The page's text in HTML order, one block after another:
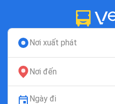
Nơi xuất phát
Nơi đến
Ngày đi